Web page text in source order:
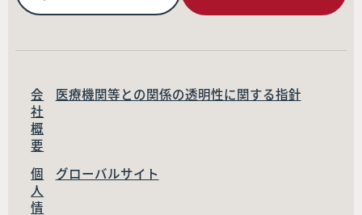
会
社
概
要
医療機関等との関係の透明性に関する指針
個
人
情
グローバルサイト